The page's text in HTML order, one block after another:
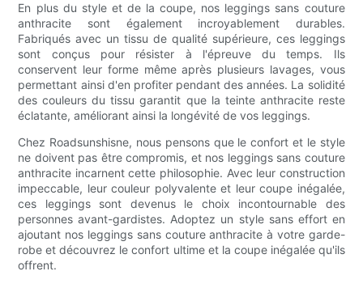
En plus du style et de la coupe, nos leggings sans couture
anthracite sont également incroyablement durables.
Fabriqués avec un tissu de qualité supérieure, ces leggings
sont conçus pour résister à l'épreuve du temps. Ils
conservent leur forme même après plusieurs lavages, vous
permettant ainsi d'en profiter pendant des années. La solidité
des couleurs du tissu garantit que la teinte anthracite reste
éclatante, améliorant ainsi la longévité de vos leggings.
Chez Roadsunshisne, nous pensons que le confort et le style
ne doivent pas être compromis, et nos leggings sans couture
anthracite incarnent cette philosophie. Avec leur construction
impeccable, leur couleur polyvalente et leur coupe inégalée,
ces leggings sont devenus le choix incontournable des
personnes avant-gardistes. Adoptez un style sans effort en
ajoutant nos leggings sans couture anthracite à votre garde-
robe et découvrez le confort ultime et la coupe inégalée qu'ils
offrent.